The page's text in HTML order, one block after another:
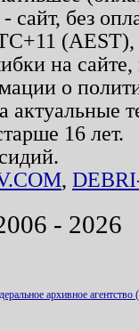
сайт, без
на
о
актуальные
16 лет.
,
- 2026